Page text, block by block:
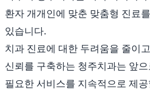
환자 개개인에 맞춘 맞춤형 진료
있습니다.
치과 진료에 대한 두려움을 줄이
신뢰를 구축하는 청주치과는 앞
필요한 서비스를 지속적으로 제